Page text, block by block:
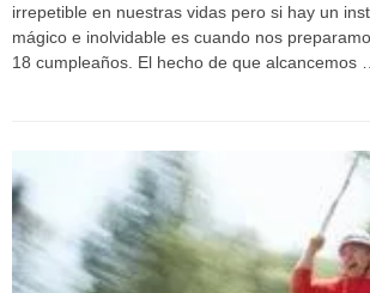
irrepetible en nuestras vidas pero si hay un
mágico e inolvidable es cuando nos
18 cumpleaños. El hecho de que alcancemos